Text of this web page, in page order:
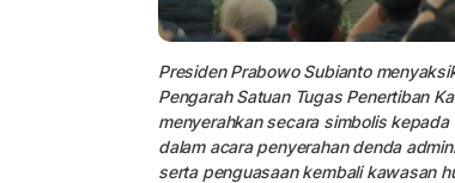
Presiden Prabowo Subianto
Pengarah Satuan Tugas Penertiban
menyerahkan secara simbolis kepada
dalam acara penyerahan denda
serta penguasaan kembali kawasan